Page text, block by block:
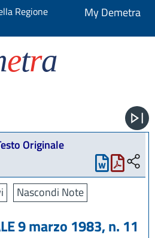
Regione
My Demetra
etra
Originale
Nascondi Note
9 marzo 1983, n. 11